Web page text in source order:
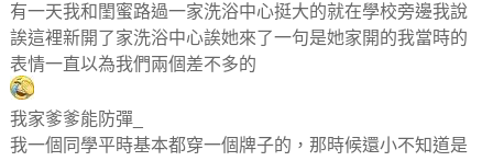
有一天我和閨蜜路過一家洗浴中心挺大的就在學校旁邊我說
誒這裡新開了家洗浴中心誒她來了一句是她家開的我當時的
表情一直以為我們兩個差不多的
我家爹爹能防彈_
我一個同學平時基本都穿一個牌子的，那時候還小不知道是